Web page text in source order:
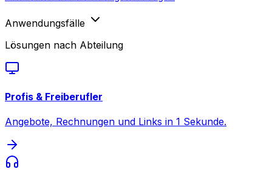
Anwendungsfälle
Lösungen nach Abteilung
Profis & Freiberufler
Angebote, Rechnungen und Links in 1 Sekunde.